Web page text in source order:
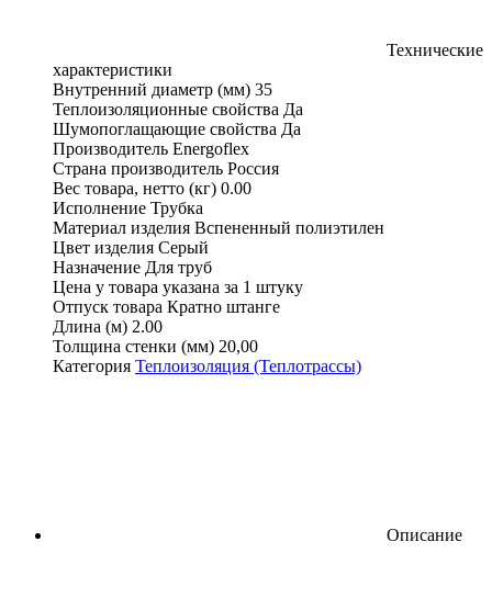
Технические
характеристики
Внутренний диаметр (мм) 35
Теплоизоляционные свойства Да
Шумопоглащающие свойства Да
Производитель Energoflex
Страна производитель Россия
Вес товара, нетто (кг) 0.00
Исполнение Трубка
Материал изделия Вспененный полиэтилен
Цвет изделия Серый
Назначение Для труб
Цена у товара указана за 1 штуку
Отпуск товара Кратно штанге
Длина (м) 2.00
Толщина стенки (мм) 20,00
Категория Теплоизоляция (Теплотрассы)
Описание